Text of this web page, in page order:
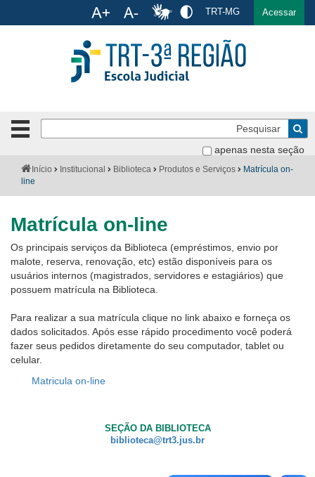
Ir para o menu Ir para a busca Ir para o rodapé
TRT-MG Acessar
Português
apenas nesta seção
Botão
de
clique
ou
o
menu
Institucional
Formulários
Calendário
Cursos
Publicações
Notícias
Contato
Você
está
Início Institucional Biblioteca Produtos e Serviços
Matrícula on-
line
Matrícula on-line
Os principais serviços da Biblioteca (empréstimos, envio por
malote, reserva, renovação, etc) estão disponíveis para os
usuários internos (magistrados, servidores e estagiários) que
possuem matrícula na Biblioteca.
Para realizar a sua matrícula clique no link abaixo e forneça os
dados solicitados. Após esse rápido procedimento você poderá
fazer seus pedidos diretamente do seu computador, tablet ou
celular.
Matricula on-line
SEÇÃO DA BIBLIOTECA
biblioteca@trt3.jus.br